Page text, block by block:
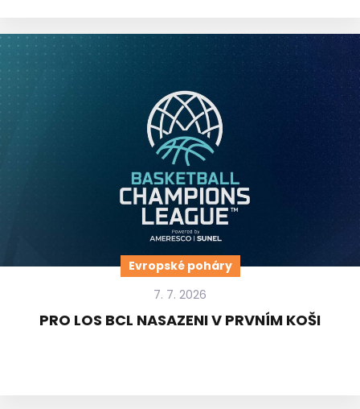
Evropské poháry
7. 7. 2026
PRO LOS BCL NASAZENI V PRVNÍM KOŠI